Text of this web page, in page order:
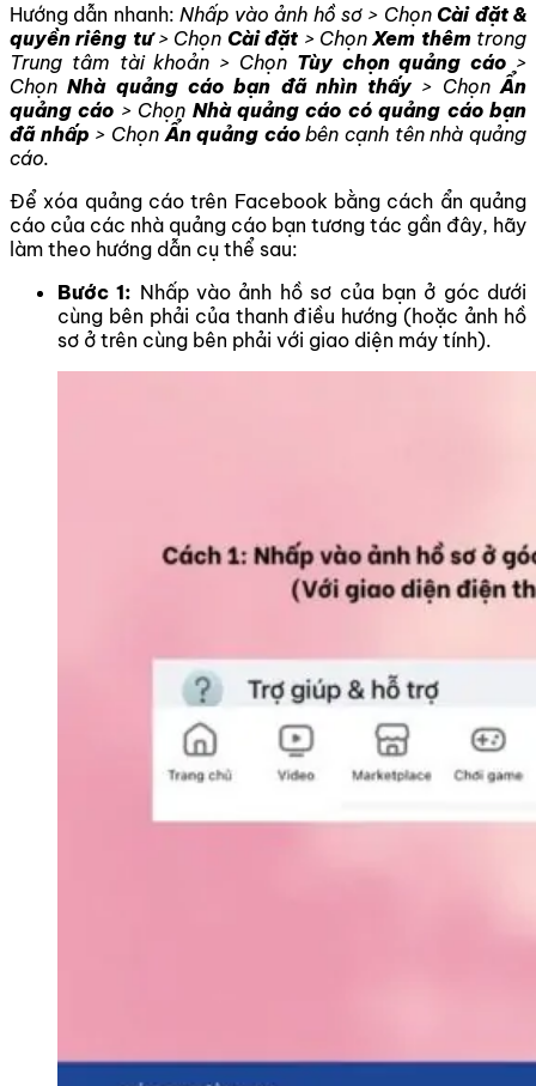
Hướng dẫn nhanh:Nhấp vào ảnh hồ sơ > Chọn Cài đặt &
quyền riêng tư> Chọn Cài đặt > ChọnXem thêmtrong
Trung tâm tài khoản > Chọn Tùy chọn quảng cáo >
ChọnNhà quảng cáo bạn đã nhìn thấy > ChọnẨn
quảng cáo > Chọn Nhà quảng cáo có quảng cáo bạn
đã nhấp > ChọnẨn quảng cáobên cạnh tên nhà quảng
cáo.
Để xóa quảng cáo trên Facebook bằng cách ẩn quảng
cáo của các nhà quảng cáo bạn tương tác gần đây, hãy
làm theo hướng dẫn cụ thể sau:
Bước 1: Nhấp vào ảnh hồ sơ của bạn ở góc dưới
cùng bên phải của thanh điều hướng (hoặc ảnh hồ
sơ ở trên cùng bên phải với giao diện máy tính).